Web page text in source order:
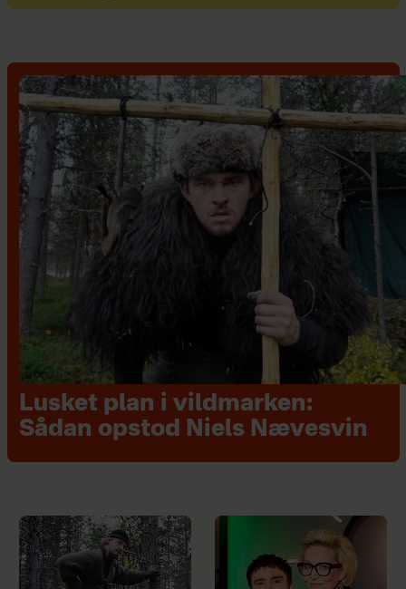
Lusket plan i vildmarken:
Sådan opstod Niels Nævesvin